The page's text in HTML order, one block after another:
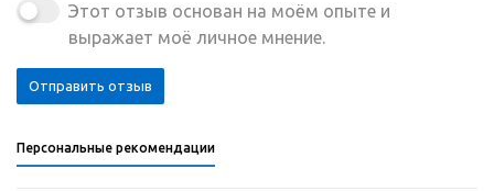
Этот отзыв основан на моём опыте и
выражает моё личное мнение.
Отправить отзыв
Персональные рекомендации